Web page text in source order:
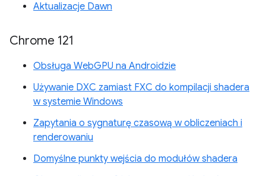
Aktualizacje Dawn
Chrome 121
Obsługa WebGPU na Androidzie
Używanie DXC zamiast FXC do kompilacji shadera
w systemie Windows
Zapytania o sygnaturę czasową w obliczeniach i
renderowaniu
Domyślne punkty wejścia do modułów shadera